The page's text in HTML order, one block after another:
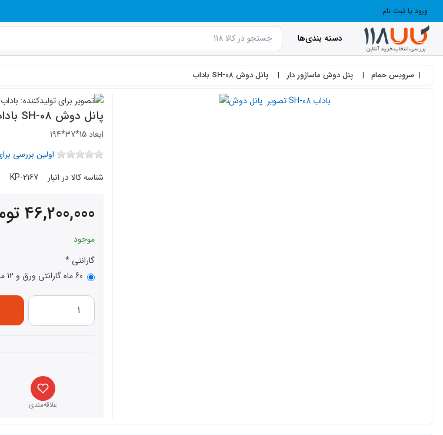
ورود یا ثبت نام
دسته بندی‌ها
سرویس حمام پنل دوش ماساژور دار پانل دوش SH-08 باداب
پانل دوش SH-08 باداب
ابعاد 15*37*194
اولین بررسی
شناسه کالا در انبار
KP-2167
46,200,000
موجود
گارانتی
60 ماه گارانتی ورق و 12 ماه گارانتی تجهیزات جانبی باداب
علاقه‌مندی